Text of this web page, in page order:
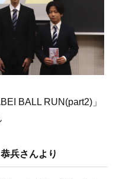
BALL RUN(part2)」
兵さんより